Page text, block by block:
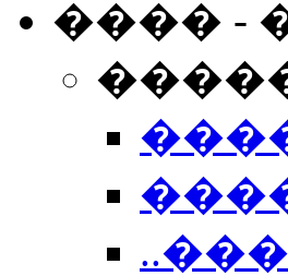
���� -